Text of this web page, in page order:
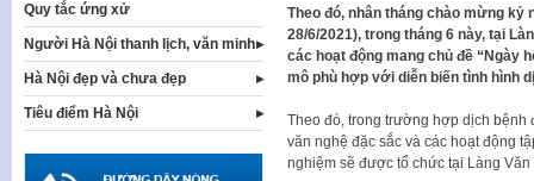
Theo đó, nhân tháng chào mừng kỷ
28/6/2021), trong tháng 6 này, tại
các hoạt động mang chủ đề “Ngày
mô phù hợp với diễn biến tình hình
Theo đó, trong trường hợp dịch
văn nghệ đặc sắc và các hoạt động
nghiệm sẽ được tổ chức tại Làng
Quy tắc ứng xử
Người Hà Nội thanh lịch, văn minh
Hà Nội đẹp và chưa đẹp
Tiêu điểm Hà Nội